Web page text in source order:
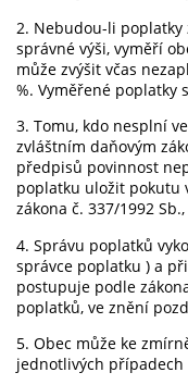
2. Nebudou-li poplatky
správné výši, vyměří
může zvýšit včas
%. Vyměřené poplatky
3. Tomu, kdo nesplní
zvláštním daňovým
předpisů povinnost
poplatku uložit pokutu
zákona č. 337/1992
4. Správu poplatků
správce poplatku ) a
postupuje podle
poplatků, ve znění
5. Obec může ke
jednotlivých